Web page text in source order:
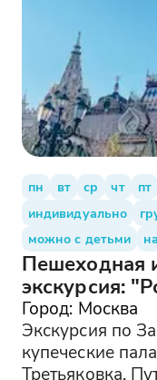
пн вт ср чт пт
индивидуально
можно с детьми
Пешеходная
экскурсия:
Город: Москва
Экскурсия по
купеческие
Третьяковка.